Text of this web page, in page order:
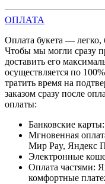
ОПЛАТА
Оплата букета — легко,
Чтобы мы могли сразу
доставить его
осуществляется по
тратить время на
заказом сразу после
оплаты:
Банковские
Мгновенная
Мир Pay, Яндекс
Электронные
Оплата частями:
комфортные